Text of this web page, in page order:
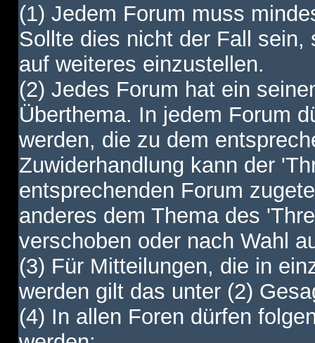
(1) Jedem Forum muss
Sollte dies nicht der Fall
auf weiteres einzustellen.
(2) Jedes Forum hat ein
Überthema. In jedem Forum
werden, die zu dem
Zuwiderhandlung kann der
entsprechenden Forum
anderes dem Thema des
verschoben oder nach Wahl
(3) Für Mitteilungen, die in
werden gilt das unter (2)
(4) In allen Foren dürfen